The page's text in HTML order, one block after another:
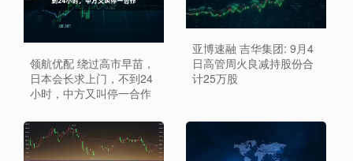
领航优配 绕过高市早苗，
日本会长求上门，不到24
小时，中方又叫停一合作
亚博速融 吉华集团: 9月4
日高管周火良减持股份合
计25万股